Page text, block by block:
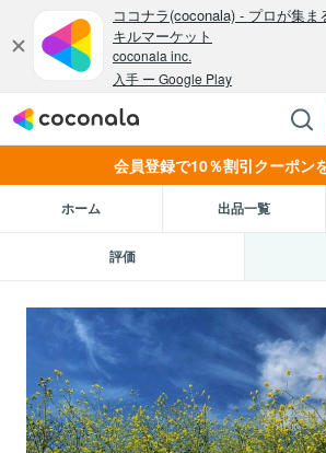
会員登録で10％割引クーポン
ホーム 出品一覧
評価